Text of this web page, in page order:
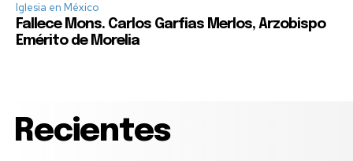
Iglesia en México
Fallece Mons. Carlos Garfias Merlos, Arzobispo
Emérito de Morelia
Recientes